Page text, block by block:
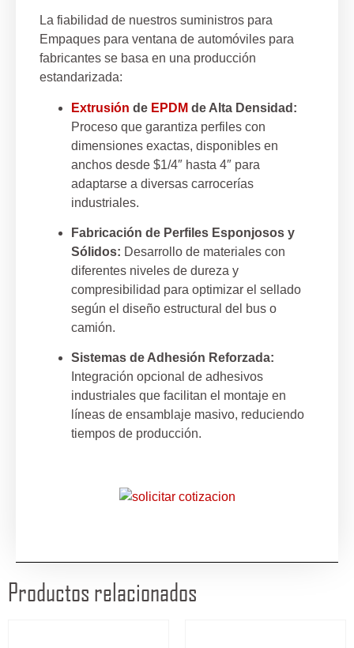
La fiabilidad de nuestros suministros para
Empaques para ventana de automóviles para
fabricantes se basa en una producción
estandarizada:
Extrusión de EPDM de Alta Densidad:
Proceso que garantiza perfiles con
dimensiones exactas, disponibles en
anchos desde $1/4″ hasta 4″ para
adaptarse a diversas carrocerías
industriales.
Fabricación de Perfiles Esponjosos y
Sólidos: Desarrollo de materiales con
diferentes niveles de dureza y
compresibilidad para optimizar el sellado
según el diseño estructural del bus o
camión.
Sistemas de Adhesión Reforzada:
Integración opcional de adhesivos
industriales que facilitan el montaje en
líneas de ensamblaje masivo, reduciendo
tiempos de producción.
Productos relacionados